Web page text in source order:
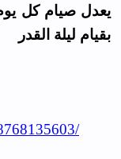
يعدل صيام كل
بقيام ليلة القدر